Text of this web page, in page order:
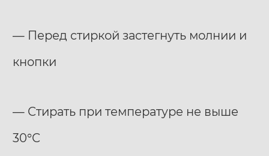
— Перед стиркой застегнуть молнии и
кнопки
— Стирать при температуре не выше
30°С